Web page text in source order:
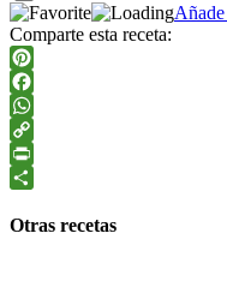
Comparte esta receta:
Pinterest
Facebook
WhatsApp
Copy
Link
PrintFriendly
Otras recetas